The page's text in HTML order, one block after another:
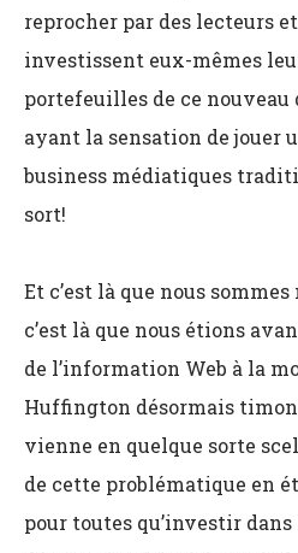
reprocher par des lecteurs
investissent eux-mêmes
portefeuilles de ce nouveau
ayant la sensation de jouer
business médiatiques
sort!
Et c’est là que nous
c’est là que nous étions
de l’information Web à la
Huffington désormais
vienne en quelque sorte
de cette problématique en
pour toutes qu’investir